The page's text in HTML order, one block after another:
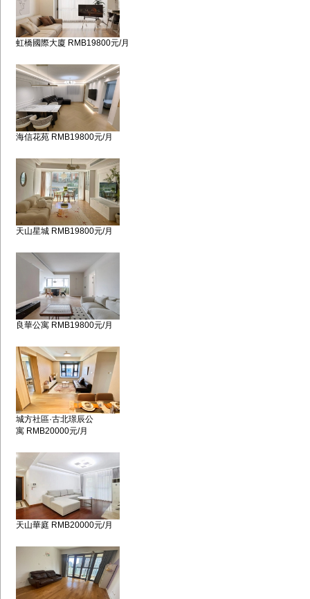
虹橋國際大廈 RMB19800元/月
海信花苑 RMB19800元/月
天山星城 RMB19800元/月
良華公寓 RMB19800元/月
城方社區·古北璟辰公
寓 RMB20000元/月
天山華庭 RMB20000元/月